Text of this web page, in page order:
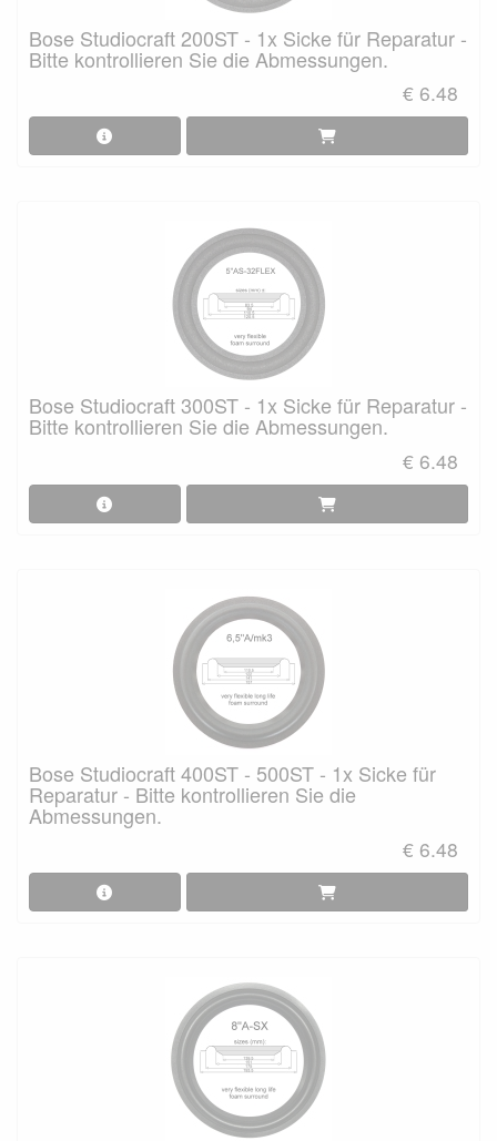
Bose Studiocraft 200ST - 1x Sicke für Reparatur -
Bitte kontrollieren Sie die Abmessungen.
€ 6.48
Bose Studiocraft 300ST - 1x Sicke für Reparatur -
Bitte kontrollieren Sie die Abmessungen.
€ 6.48
Bose Studiocraft 400ST - 500ST - 1x Sicke für
Reparatur - Bitte kontrollieren Sie die
Abmessungen.
€ 6.48